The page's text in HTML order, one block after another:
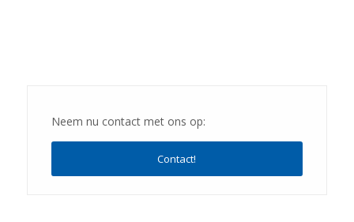
Neem nu contact met ons op:
Contact!